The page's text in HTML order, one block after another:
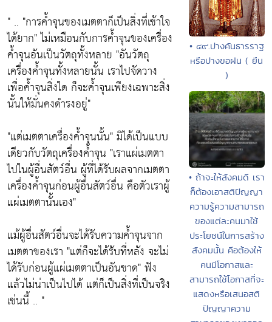
" .. "การค้ำจุนของเมตตาก็เป็นสิ่งที่เข้าใจ
ได้ยาก"ไม่เหมือนกับการค้ำจุนของเครื่อง
ค้ำจุนอันเป็นวัตถุทั้งหลาย "อันวัตถุ
เครื่องค้ำจุนทั้งหลายนั้น เราไปจัดวาง
เพื่อค้ำจุนสิ่งใด ก็จะค้ำจุนเพียงเฉพาะสิ่ง
นั้นให้มั่นคงดำรงอยู่"
"แต่เมตตาเครื่องค้ำจุนนั้น"มิได้เป็นแบบ
เดียวกับวัตถุเครื่องค้ำจุน "เราแผ่เมตตา
ไปในผู้อื่นสัตว์อื่น ผู้ที่ได้รับผลจากเมตตา
เครื่องค้ำจุนก่อนผู้อื่นสัตว์อื่น คือตัวเราผู้
แผ่เมตตานั้นเอง"
แม้ผู้อื่นสัตว์อื่นจะได้รับความค้ำจุนจาก
เมตตาของเรา "แต่ก็จะได้รับที่หลัง จะไม่
ได้รับก่อนผู้แผ่เมตตาเป็นอันขาด"ฟัง
แล้วไม่น่าเป็นไปได้ แต่ก็เป็นสิ่งที่เป็นจริง
เช่นนี้ .. "
• ๔๙.ปางคันธารราฐ
หรือปางขอฝน ( ยืน
)
• ถ้าจะให้สังคมดี เรา
ก็ต้องเอาสติปัญญา
ความรู้ความสามารถ
ของแต่ละคนมาใช้
ประโยชน์ในการสร้าง
สังคมนั้น คือต้องให้
คนมีโอกาสและ
สามารถใช้โอกาสที่จะ
แสดงหรือเสนอสติ
ปัญญาความ